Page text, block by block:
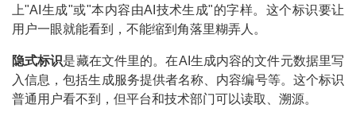
上"AI生成"或"本内容由AI技术生成"的字样。这个标识要让
用户一眼就能看到，不能缩到角落里糊弄人。
隐式标识是藏在文件里的。在AI生成内容的文件元数据里写
入信息，包括生成服务提供者名称、内容编号等。这个标识
普通用户看不到，但平台和技术部门可以读取、溯源。